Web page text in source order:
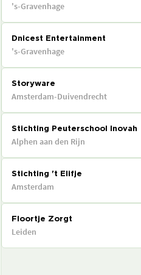
's-Gravenhage
Dnicest Entertainment
's-Gravenhage
Storyware
Amsterdam-Duivendrecht
Stichting Peuterschool Inovah
Alphen aan den Rijn
Stichting 't Elifje
Amsterdam
Floortje Zorgt
Leiden